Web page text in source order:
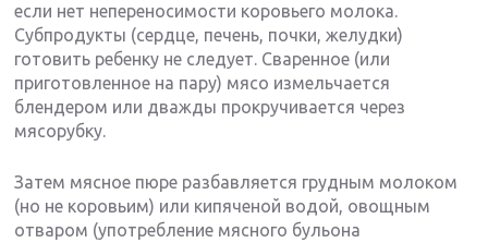
если нет непереносимости коровьего молока.
Субпродукты (сердце, печень, почки, желудки)
готовить ребенку не следует. Сваренное (или
приготовленное на пару) мясо измельчается
блендером или дважды прокручивается через
мясорубку.
Затем мясное пюре разбавляется грудным молоком
(но не коровьим) или кипяченой водой, овощным
отваром (употребление мясного бульона